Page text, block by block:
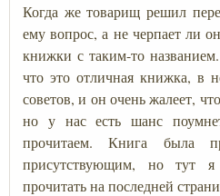
Когда же товарищ решил
ему вопрос, а не черпает ли
книжки с таким-то
что это отличная книжка, в
советов, и он очень жалеет,
но у нас есть шанс
прочитаем. Книга была
присутствующим, но тут
прочитать на последней